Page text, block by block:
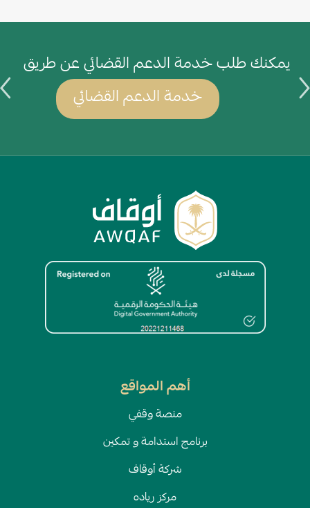
يمكنك طلب خدمة الدعم القضائي عن طريق
خدمة الدعم القضائي
أهم المواقع
منصة وقفي
برنامج استدامة و تمكين
شركة أوقاف
مركز رياده